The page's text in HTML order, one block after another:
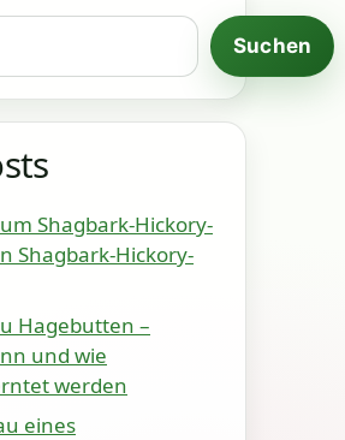
Suchen
Shagbark-Hickory-
Shagbark-Hickory-
Hagebutten –
und wie
werden
eines